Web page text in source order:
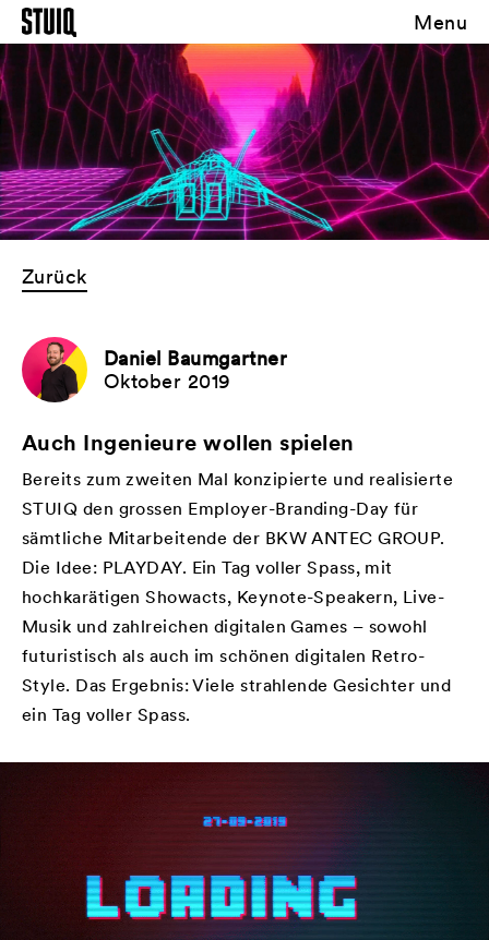
Menu
Zurück
Auch Ingenieure wollen spielen
Daniel Baumgartner
Oktober 2019
Bereits zum zweiten Mal konzipierte und realisierte
STUIQ den grossen Employer-Branding-Day für
sämtliche Mitarbeitende der BKW ANTEC GROUP.
Die Idee: PLAYDAY. Ein Tag voller Spass, mit
hochkarätigen Showacts, Keynote-Speakern, Live-
Musik und zahlreichen digitalen Games – sowohl
futuristisch als auch im schönen digitalen Retro-
Style. Das Ergebnis: Viele strahlende Gesichter und
ein Tag voller Spass.